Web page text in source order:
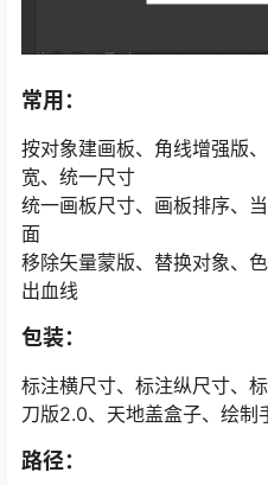
常用：
按对象建画板、角线增强版
宽、统一尺寸
统一画板尺寸、画板排序、
面
移除矢量蒙版、替换对象、
出血线
包装：
标注横尺寸、标注纵尺寸、
刀版2.0、天地盖盒子、绘制
路径：